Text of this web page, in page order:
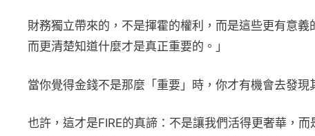
財務獨立帶來的，不是揮霍的權利，而是這些更有意
而更清楚知道什麼才是真正重要的。」
當你覺得金錢不是那麼「重要」時，你才有機會去發
也許，這才是FIRE的真諦：不是讓我們活得更奢華，